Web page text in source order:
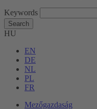
Keywords
Search
HU
EN
DE
NL
PL
FR
Mezőgazdaság